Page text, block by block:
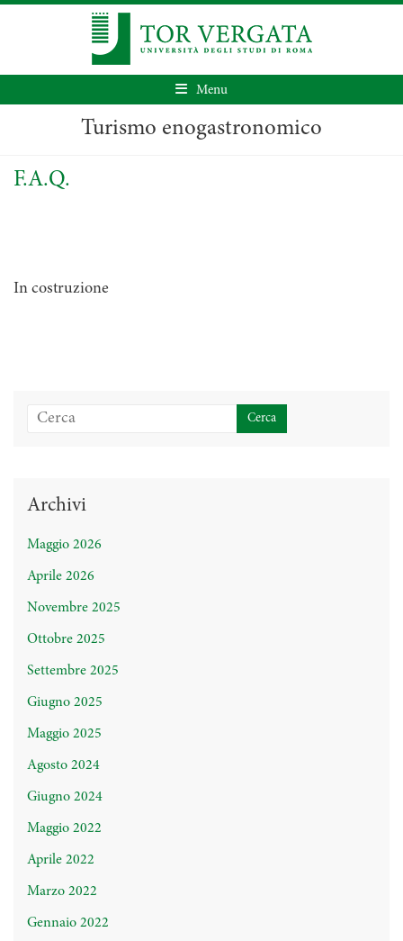
Menu
Turismo enogastronomico
F.A.Q.
In costruzione
Archivi
Maggio 2026
Aprile 2026
Novembre 2025
Ottobre 2025
Settembre 2025
Giugno 2025
Maggio 2025
Agosto 2024
Giugno 2024
Maggio 2022
Aprile 2022
Marzo 2022
Gennaio 2022